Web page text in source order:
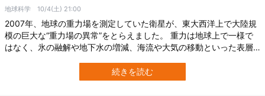
地球科学 10/4(土) 21:00
2007年、地球の重力場を測定していた衛星が、東大西洋上で大陸規
模の巨大な“重力場の異常”をとらえました。 重力は地球上で一様で
はなく、氷の融解や地下水の増減、海流や大気の移動といった表層
こと自体は一般的な出来事です。 ところが、この時の信号は桁違い
の強さを示し、しかもその規模は大陸に匹敵するものでした。さら
続きを読む